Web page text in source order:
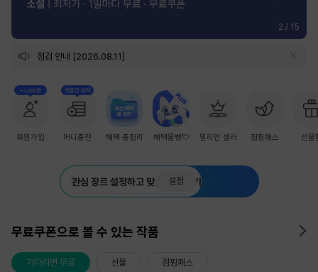
2 / 15
점검 안내 [2026.08.11]
+1,000원
회원가입
첫충전 혜택
머니충전 혜택 총정리 혜택몰빵💘 밀리언 셀러 점핑패스 선물
관심 장르 설정하고 맞춤 추천 받기
설정
무료쿠폰으로 볼 수 있는 작품
기다리면 무료 선물 점핑패스